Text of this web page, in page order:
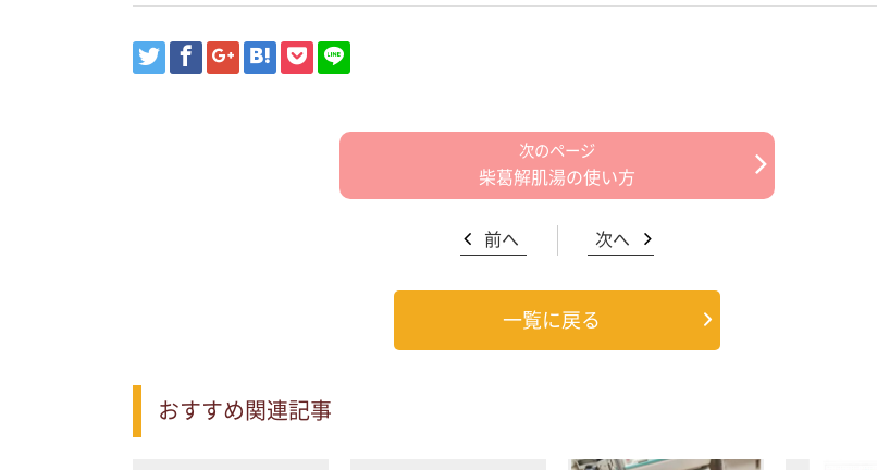
柴葛解肌湯の使い方
前へ 次へ
一覧に戻る
おすすめ関連記事